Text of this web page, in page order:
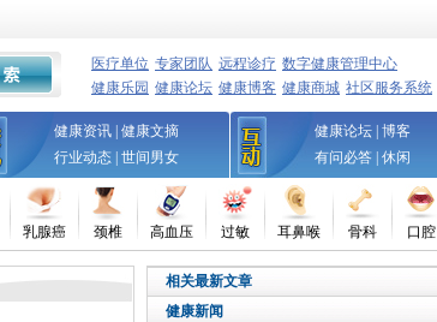
医疗单位 专家团队 远程诊疗 数字健康管理中心
健康乐园 健康论坛 健康博客 健康商城 社区服务系统
健康资讯 健康文摘
行业动态 世间男女
健康论坛 博客
有问必答 休闲
乳腺癌 颈椎 高血压 过敏 耳鼻喉 骨科 口腔
相关最新文章
健康新闻